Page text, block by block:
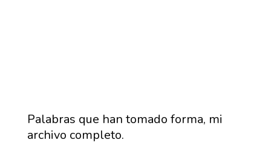
Palabras que han tomado forma, mi
archivo completo.